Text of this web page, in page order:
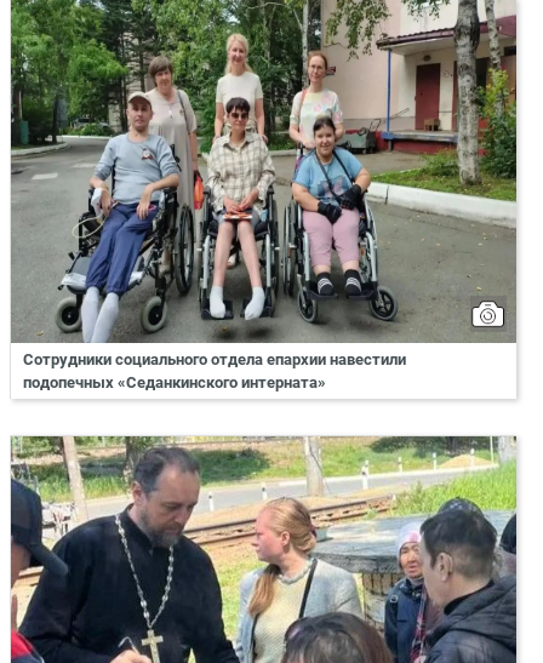
Сотрудники социального отдела епархии навестили
подопечных «Седанкинского интерната»